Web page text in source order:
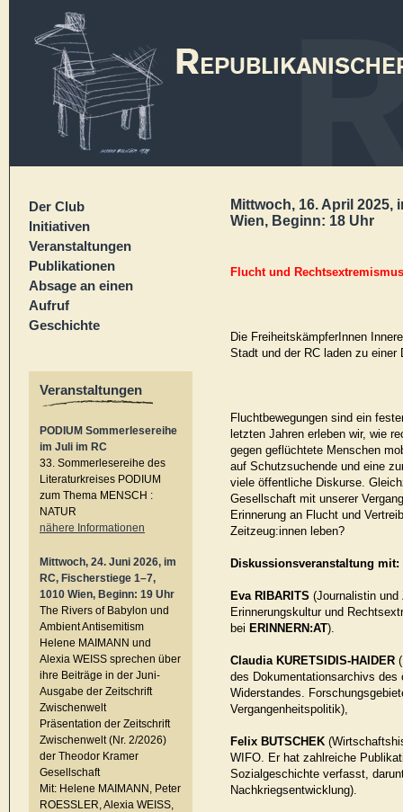
Der Club
Initiativen
Veranstaltungen
Publikationen
Absage an einen
Aufruf
Geschichte
Veranstaltungen
PODIUM Sommerlesereihe
im Juli im RC
33. Sommerlesereihe des
Literaturkreises PODIUM
zum Thema MENSCH :
NATUR
nähere Informationen
Mittwoch, 24. Juni 2026, im
RC, Fischerstiege 1–7,
1010 Wien, Beginn: 19 Uhr
The Rivers of Babylon und
Ambient Antisemitism
Helene MAIMANN und
Alexia WEISS sprechen über
ihre Beiträge in der Juni-
Ausgabe der Zeitschrift
Zwischenwelt
Präsentation der Zeitschrift
Zwischenwelt (Nr. 2/2026)
der Theodor Kramer
Gesellschaft
Mit: Helene MAIMANN, Peter
ROESSLER, Alexia WEISS,
Mittwoch, 16. April 2025,
Wien, Beginn: 18 Uhr
Flucht und Rechtsextremismus
Die FreiheitskämpferInnen
Stadt und der RC laden zu
Fluchtbewegungen sind ein
letzten Jahren erleben wir, wie
gegen geflüchtete Menschen
auf Schutzsuchende und eine
viele öffentliche Diskurse.
Gesellschaft mit unserer
Erinnerung an Flucht und
Zeitzeug:innen leben?
Diskussionsveranstaltung mit:
Eva RIBARITS (Journalistin
Erinnerungskultur und
bei ERINNERN:AT).
Claudia KURETSIDIS-HAIDER
des Dokumentationsarchivs des
Widerstandes.
Vergangenheitspolitik),
Felix BUTSCHEK
WIFO. Er hat zahlreiche
Sozialgeschichte verfasst,
Nachkriegsentwicklung).